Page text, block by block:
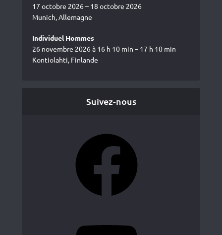
17 octobre 2026 – 18 octobre 2026
Munich, Allemagne
Individuel Hommes
26 novembre 2026 à 16 h 10 min – 17 h 10 min
Kontiolahti, Finlande
Suivez-nous